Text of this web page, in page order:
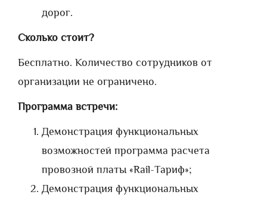
дорог.
Сколько стоит?
Бесплатно. Количество сотрудников от
организации не ограничено.
Программа встречи:
Демонстрация функциональных
возможностей программа расчета
провозной платы «Rail-Тариф»;
Демонстрация функциональных